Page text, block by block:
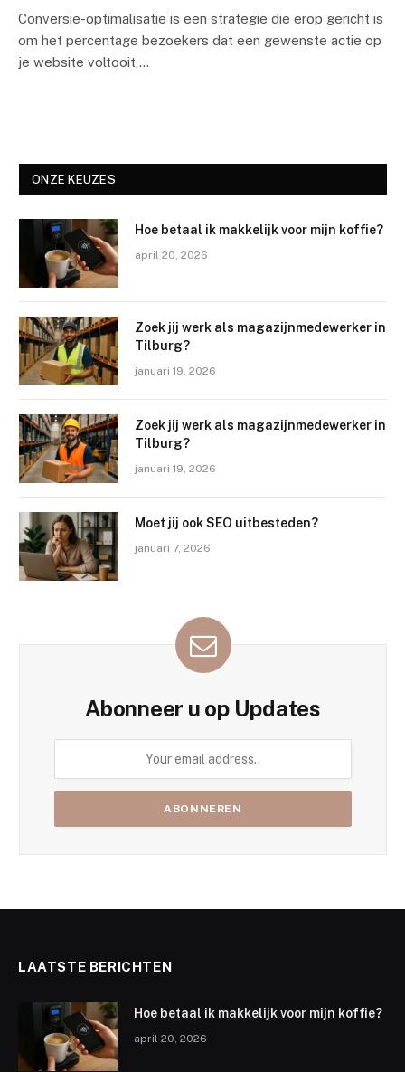
Conversie-optimalisatie is een strategie die erop gericht is
om het percentage bezoekers dat een gewenste actie op
je website voltooit,…
ONZE KEUZES
Hoe betaal ik makkelijk voor mijn koffie?
april 20, 2026
Zoek jij werk als magazijnmedewerker in
Tilburg?
januari 19, 2026
Zoek jij werk als magazijnmedewerker in
Tilburg?
januari 19, 2026
Moet jij ook SEO uitbesteden?
januari 7, 2026
Abonneer u op Updates
LAATSTE BERICHTEN
Hoe betaal ik makkelijk voor mijn koffie?
april 20, 2026